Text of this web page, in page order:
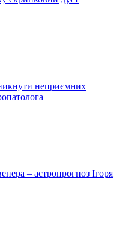
неприємних
– астропрогноз Ігоря